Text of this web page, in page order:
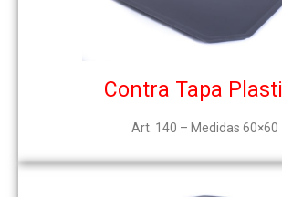
Contra Tapa
Art. 140 – Medidas 60×60